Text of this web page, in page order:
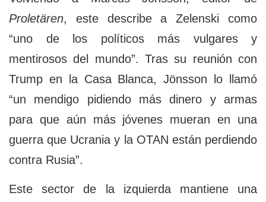
Proletären, este describe a Zelenski como
“uno de los políticos más vulgares y
mentirosos del mundo”. Tras su reunión con
Trump en la Casa Blanca, Jönsson lo llamó
“un mendigo pidiendo más dinero y armas
para que aún más jóvenes mueran en una
guerra que Ucrania y la OTAN están perdiendo
contra Rusia”.
Este sector de la izquierda mantiene una